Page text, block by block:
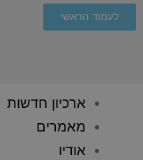
לעמוד הראשי
ארכיון חדשות
מאמרים
אודיו